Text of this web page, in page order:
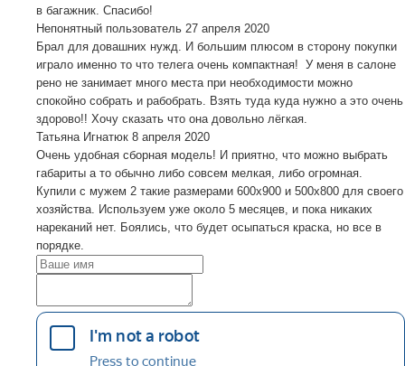
в багажник. Спасибо!
Непонятный пользователь 27 апреля 2020
Брал для довашних нужд. И большим плюсом в сторону покупки
играло именно то что телега очень компактная! У меня в салоне
рено не занимает много места при необходимости можно
спокойно собрать и рабобрать. Взять туда куда нужно а это очень
здорово!! Хочу сказать что она довольно лёгкая.
Татьяна Игнатюк 8 апреля 2020
Очень удобная сборная модель! И приятно, что можно выбрать
габариты а то обычно либо совсем мелкая, либо огромная.
Купили с мужем 2 такие размерами 600х900 и 500х800 для своего
хозяйства. Используем уже около 5 месяцев, и пока никаких
нареканий нет. Боялись, что будет осыпаться краска, но все в
порядке.